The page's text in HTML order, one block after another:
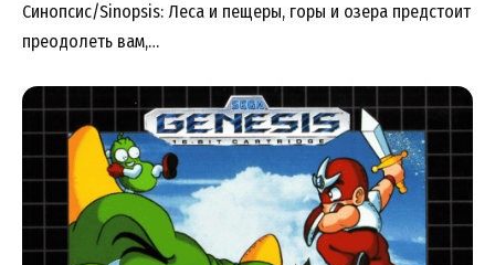
Синопсис/Sinopsis: Леса и пещеры, горы и озера предстоит
преодолеть вам,…